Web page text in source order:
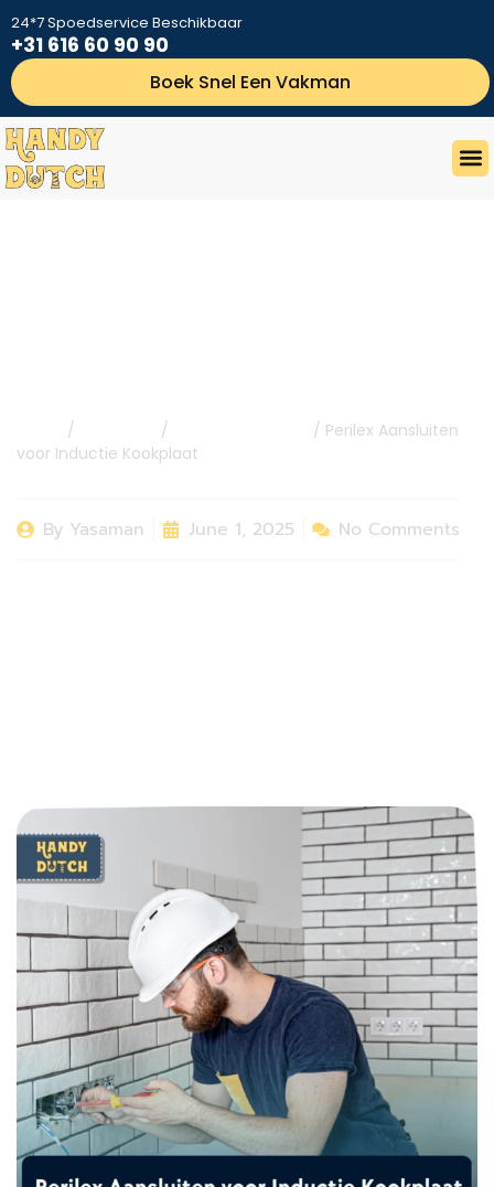
24*7 Spoedservice Beschikbaar
+31 616 60 90 90
Boek Snel Een Vakman
/ /
/ Perilex Aansluiten
voor Inductie Kookplaat
By Yasaman June 1, 2025 No Comments